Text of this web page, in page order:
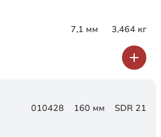
7,1 мм 3,464 кг
010428 160 мм SDR 21